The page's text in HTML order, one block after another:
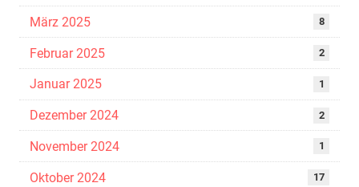
März 2025 8
Februar 2025 2
Januar 2025 1
Dezember 2024 2
November 2024 1
Oktober 2024 17